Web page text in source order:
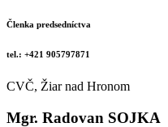
Členka predsedníctva
tel.: +421 905797871
CVČ, Žiar nad Hronom
Mgr. Radovan SOJKA